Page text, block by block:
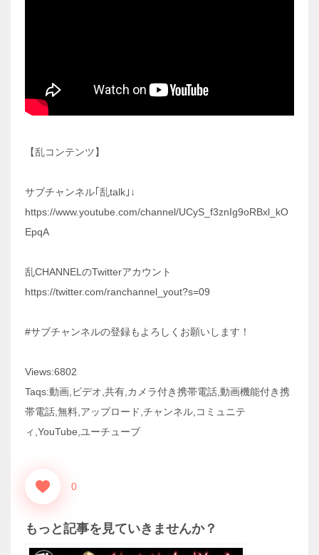
【乱コンテンツ】
サブチャンネル｢乱talk｣↓
https://www.youtube.com/channel/UCyS_f3znIg9oRBxl_kO
EpqA
乱CHANNELのTwitterアカウント
https://twitter.com/ranchannel_yout?s=09
#サブチャンネルの登録もよろしくお願いします！
Views:6802
Taqs:動画,ビデオ,共有,カメラ付き携帯電話,動画機能付き携
帯電話,無料,アップロード,チャンネル,コミュニテ
ィ,YouTube,ユーチューブ
0
もっと記事を見ていきませんか？